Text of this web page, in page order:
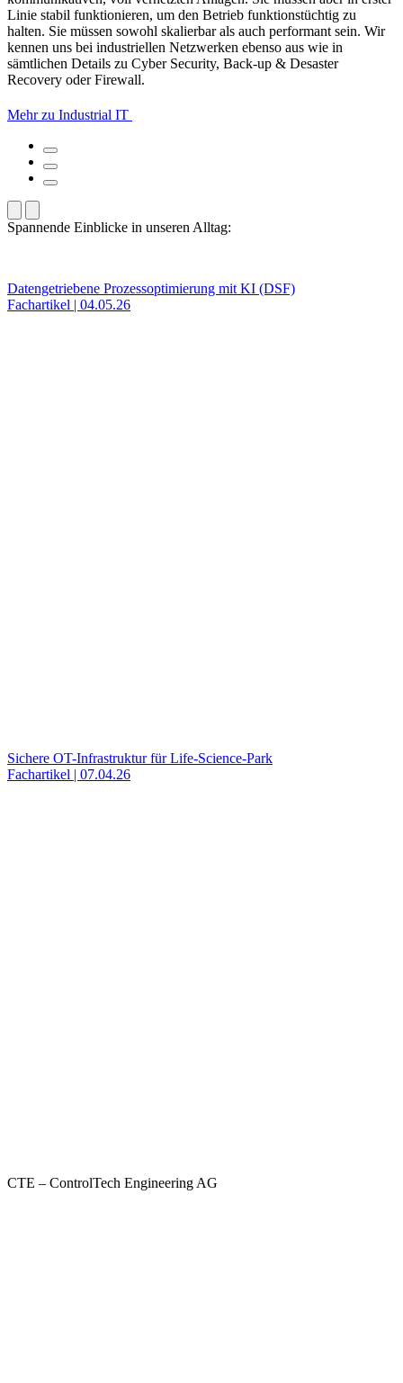
Linie stabil funktionieren, um den Betrieb funktionstüchtig zu
halten. Sie müssen sowohl skalierbar als auch performant sein. Wir
kennen uns bei industriellen Netzwerken ebenso aus wie in
sämtlichen Details zu Cyber Security, Back-up & Desaster
Recovery oder Firewall.
Mehr zu Industrial IT
Spannende Einblicke in unseren Alltag:
Datengetriebene Prozessoptimierung mit KI (DSF)
Fachartikel | 04.05.26
Sichere OT-Infrastruktur für Life-Science-Park
Fachartikel | 07.04.26
CTE – ControlTech Engineering AG